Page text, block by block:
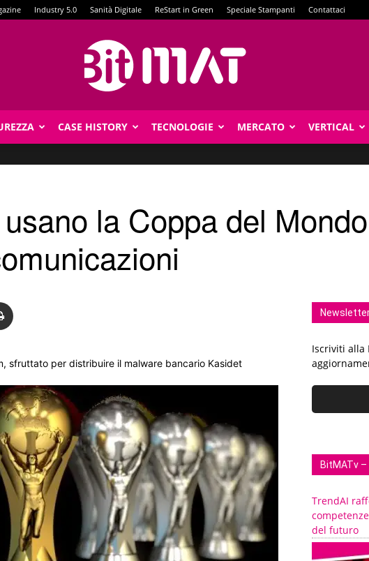
Industry 5.0 Sanità Digitale ReStart in Green Speciale Stampanti Contattaci
CASE HISTORY TECNOLOGIE MERCATO VERTICAL
la Coppa del
sfruttato per distribuire il malware bancario Kasidet
Iscriviti alla
BitMATv –
TrendAI
del futuro